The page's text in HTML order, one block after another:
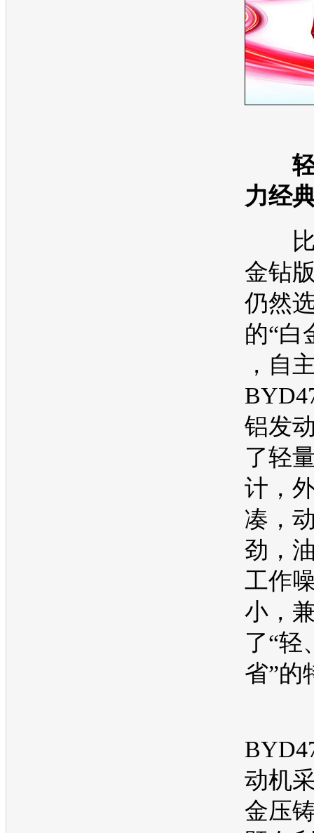
轻
力经
金钻
仍然
的“白
，自
铝发
了轻
计，
凑，
劲，
工作
小，
了“轻
省”的
动机
金压